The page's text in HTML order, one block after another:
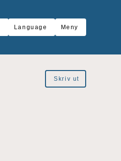
Language Meny
Skriv ut